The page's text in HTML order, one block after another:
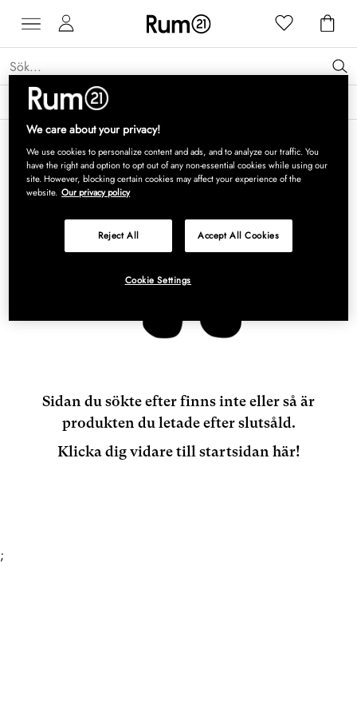
Få 15 % rabatt på Grythyttan Stålmöbler* →
Sidan du sökte efter finns inte eller så är
produkten du letade efter slutsåld.
Klicka dig vidare till startsidan här!
;
We care about your privacy!
We use cookies to personalize content and ads, and to analyze our traffic. You
have the right and option to opt out of any non-essential cookies while using our
site. However, blocking certain cookies may affect your experience of the
website. Our privacy policy
Reject All Accept All Cookies
Cookie Settings